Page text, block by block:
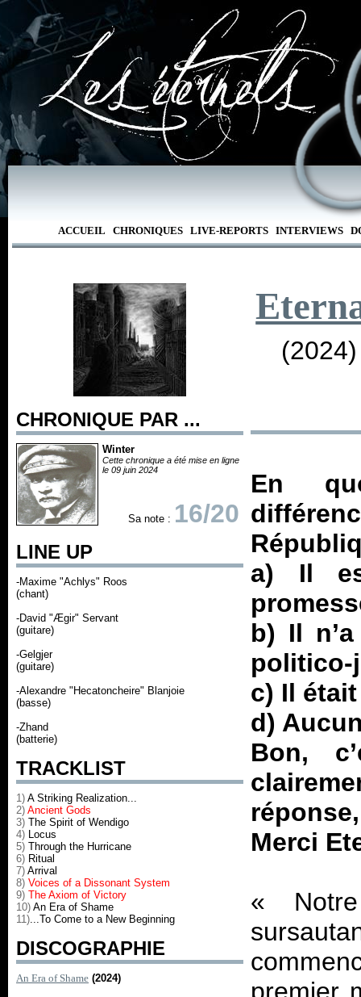
ACCUEIL CHRONIQUES LIVE-REPORTS INTERVIEWS
CHRONIQUE PAR ...
Winter
Cette chronique a été mise en ligne
le 09 juin 2024
Sa note : 16/20
LINE UP
-Maxime "Achlys" Roos
(chant)
-David "Ægir" Servant
(guitare)
-Gelgjer
(guitare)
-Alexandre "Hecatoncheire" Blanjoie
(basse)
-Zhand
(batterie)
TRACKLIST
1) A Striking Realization...
2) Ancient Gods
3) The Spirit of Wendigo
4) Locus
5) Through the Hurricane
6) Ritual
7) Arrival
8) Voices of a Dissonant System
9) The Axiom of Victory
10) An Era of Shame
11)...To Come to a New Beginning
DISCOGRAPHIE
An Era of Shame (2024)
En
a) Il
b) Il
politico-
c) Il
d)
Bon,
Merci
«